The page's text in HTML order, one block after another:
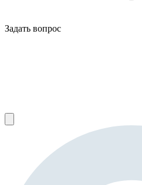
Задать вопрос